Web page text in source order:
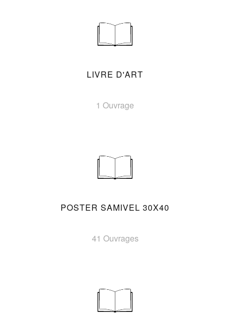
LIVRE D'ART
1 Ouvrage
POSTER SAMIVEL 30X40
41 Ouvrages